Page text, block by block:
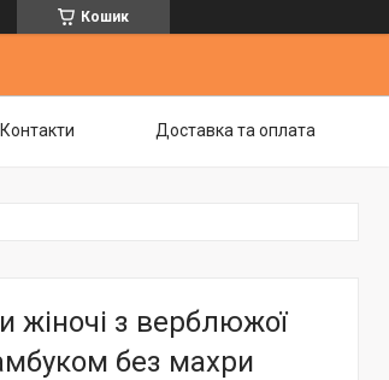
Кошик
Контакти Доставка та оплата
жіночі з верблюжої
без махри